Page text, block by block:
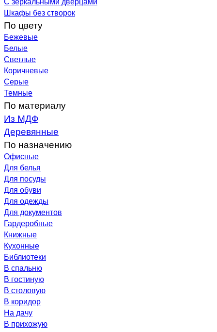
Шкафы без створок
По цвету
Бежевые
Белые
Светлые
Коричневые
Серые
Темные
По материалу
Из МДФ
Деревянные
По назначению
Офисные
Для белья
Для посуды
Для обуви
Для одежды
Для документов
Гардеробные
Книжные
Кухонные
Библиотеки
В спальню
В гостиную
В столовую
В коридор
На дачу
В прихожую